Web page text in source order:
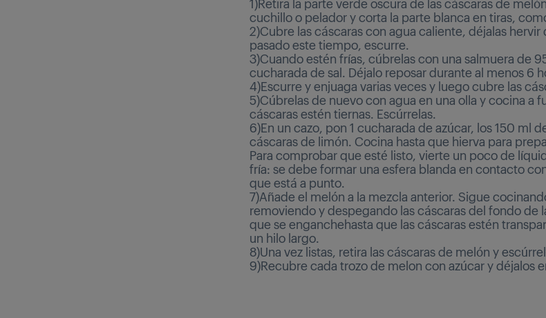
cuchillo o pelador y corta la parte blanca en tiras,
2)Cubre las cáscaras con agua caliente, déjalas hervir
pasado este tiempo, escurre.
3)Cuando estén frías, cúbrelas con una salmuera de
cucharada de sal. Déjalo reposar durante al menos 6
4)Escurre y enjuaga varias veces y luego cubre las
5)Cúbrelas de nuevo con agua en una olla y cocina a
cáscaras estén tiernas. Escúrrelas.
6)En un cazo, pon 1 cucharada de azúcar, los 150 ml
cáscaras de limón. Cocina hasta que hierva para
Para comprobar que esté listo, vierte un poco de
fría: se debe formar una esfera blanda en contacto
que está a punto.
7)Añade el melón a la mezcla anterior. Sigue
removiendo y despegando las cáscaras del fondo de
que se enganchehasta que las cáscaras estén
un hilo largo.
8)Una vez listas, retira las cáscaras de melón y
9)Recubre cada trozo de melon con azúcar y déjalos